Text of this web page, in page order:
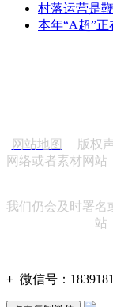
村落运营是
本年“A超”正
网站地图
| 版权
网络或者素材网
我们仍会及时署名
站
+ 微信号：